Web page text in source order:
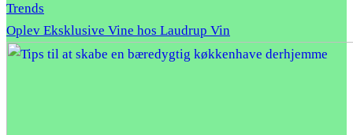
Trends
Oplev Eksklusive Vine hos Laudrup Vin